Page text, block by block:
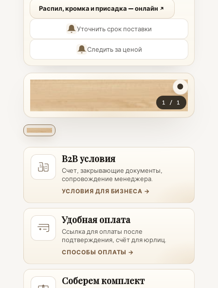
1 / 1
Распил, кромка и присадка — онлайн
Уточнить срок поставки
Следить за ценой
B2B условия
Счет, закрывающие документы,
сопровождение менеджера.
УСЛОВИЯ ДЛЯ БИЗНЕСА →
Удобная оплата
Ссылка для оплаты после
подтверждения, счёт для юрлиц.
СПОСОБЫ ОПЛАТЫ →
Соберем комплект